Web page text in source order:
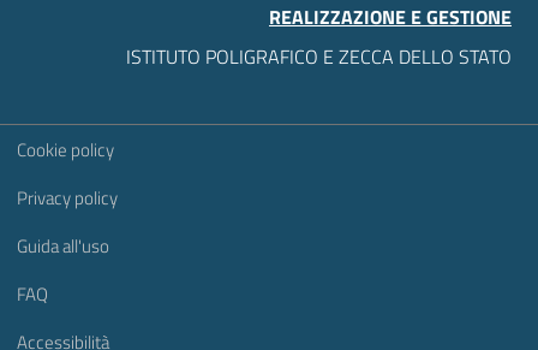
REALIZZAZIONE E GESTIONE
ISTITUTO POLIGRAFICO E ZECCA DELLO STATO
Sezione Link Utili
Cookie policy
Privacy policy
Guida all'uso
FAQ
Accessibilità